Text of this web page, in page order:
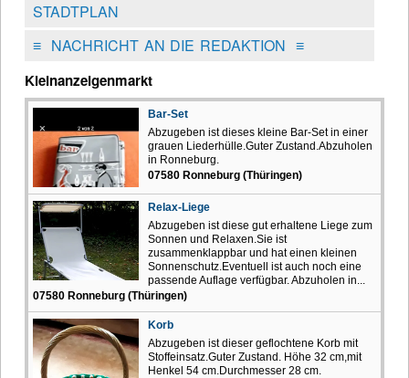
STADTPLAN
≡NACHRICHT AN DIE REDAKTION ≡
Kleinanzeigenmarkt
Bar-Set
Abzugeben ist dieses kleine Bar-Set in einer
grauen Liederhülle.Guter Zustand.Abzuholen
in Ronneburg.
07580 Ronneburg (Thüringen)
Relax-Liege
Abzugeben ist diese gut erhaltene Liege zum
Sonnen und Relaxen.Sie ist
zusammenklappbar und hat einen kleinen
Sonnenschutz.Eventuell ist auch noch eine
passende Auflage verfügbar. Abzuholen in...
07580 Ronneburg (Thüringen)
Korb
Abzugeben ist dieser geflochtene Korb mit
Stoffeinsatz.Guter Zustand. Höhe 32 cm,mit
Henkel 54 cm.Durchmesser 28 cm.